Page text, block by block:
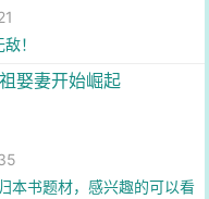
！
娶妻开始崛起
本书题材，感兴趣的可以看